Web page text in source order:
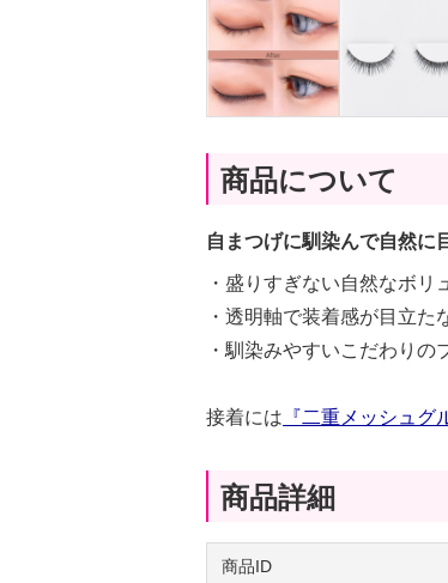
商品について
自まつげに馴染んで自然に
・盛りすぎない自然なボリ
・透明軸で装着感が目立た
・馴染みやすいこだわりの
接着には 『二重メッシュグ
商品詳細
商品ID